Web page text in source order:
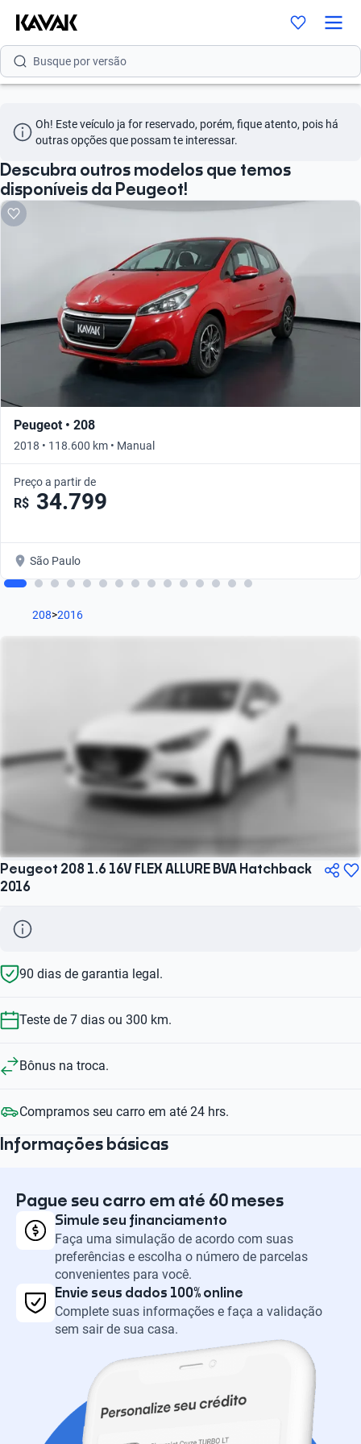
Busque por modelo
Busque por versão
Busque por marca
Busque por modelo
Busque por versão
Oh! Este veículo ja for reservado, porém, fique atento, pois há
outras opções que possam te interessar.
Descubra outros modelos que temos
disponíveis da Peugeot!
Peugeot • 208
2018 • 118.600 km • Manual
Preço a partir de
R$ 34.799
São Paulo
208>2016
Peugeot 208 1.6 16V FLEX ALLURE BVA Hatchback
2016
90 dias de garantia legal.
Teste de 7 dias ou 300 km.
Bônus na troca.
Compramos seu carro em até 24 hrs.
Informações básicas
Pague seu carro em até 60 meses
Simule seu financiamento
Faça uma simulação de acordo com suas
preferências e escolha o número de parcelas
convenientes para você.
Envie seus dados 100% online
Complete suas informações e faça a validação
sem sair de sua casa.